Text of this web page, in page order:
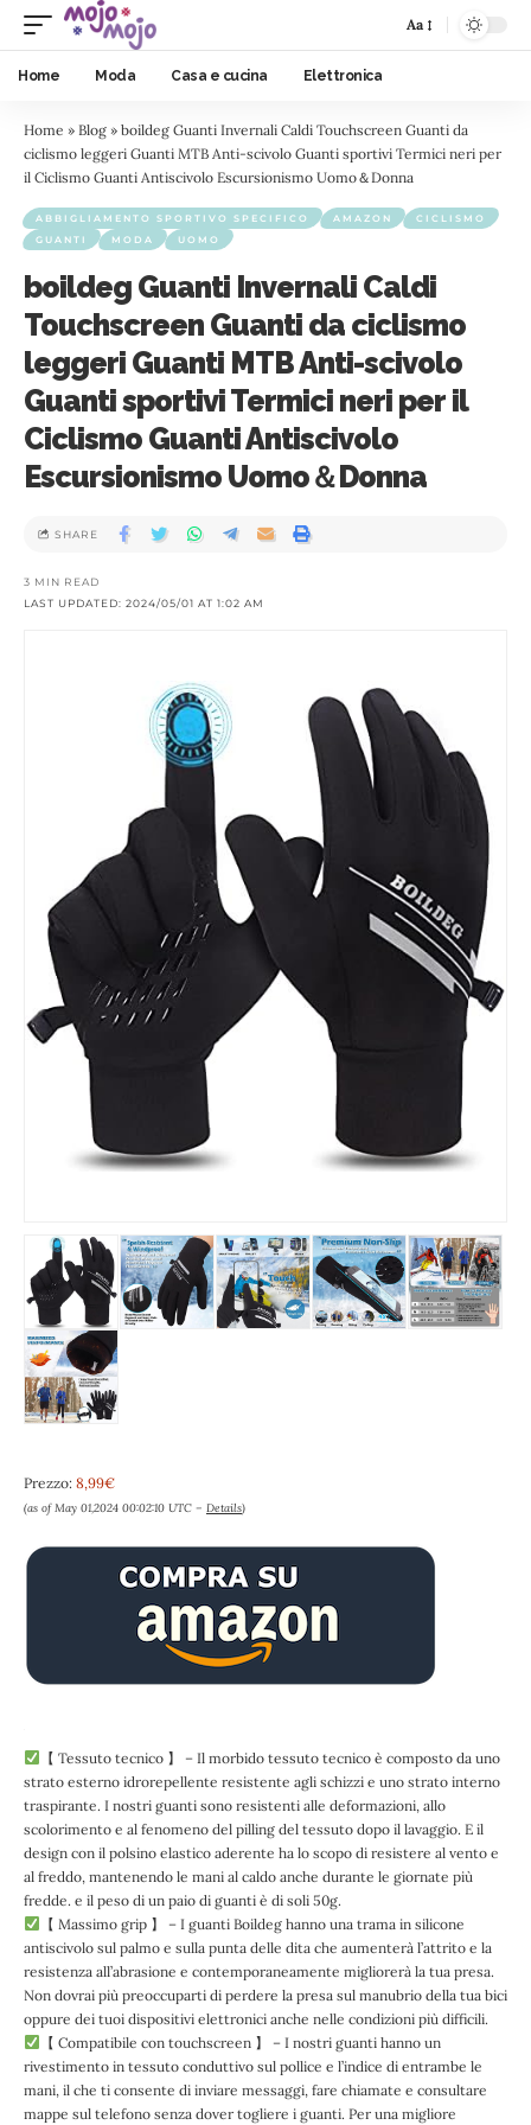
Aa
Home Moda Casa e cucina Elettronica
Home » Blog » boildeg Guanti Invernali Caldi Touchscreen Guanti da
ciclismo leggeri Guanti MTB Anti-scivolo Guanti sportivi Termici neri per
il Ciclismo Guanti Antiscivolo Escursionismo Uomo＆Donna
ABBIGLIAMENTO SPORTIVO SPECIFICO AMAZON
CICLISMO
GUANTI
MODA UOMO
boildeg Guanti Invernali Caldi
Touchscreen Guanti da ciclismo
leggeri Guanti MTB Anti-scivolo
Guanti sportivi Termici neri per il
Ciclismo Guanti Antiscivolo
Escursionismo Uomo＆Donna
LAST UPDATED: 2024/05/01 AT 1:02 AM
3 MIN READ
SHARE
Prezzo: 8,99€
(as of May 01,2024 00:02:10 UTC – Details)
【 Tessuto tecnico 】 – Il morbido tessuto tecnico è composto da uno
strato esterno idrorepellente resistente agli schizzi e uno strato interno
traspirante. I nostri guanti sono resistenti alle deformazioni, allo
scolorimento e al fenomeno del pilling del tessuto dopo il lavaggio. E il
design con il polsino elastico aderente ha lo scopo di resistere al vento e
al freddo, mantenendo le mani al caldo anche durante le giornate più
fredde. e il peso di un paio di guanti è di soli 50g.
【 Massimo grip 】 – I guanti Boildeg hanno una trama in silicone
antiscivolo sul palmo e sulla punta delle dita che aumenterà l’attrito e la
resistenza all’abrasione e contemporaneamente migliorerà la tua presa.
Non dovrai più preoccuparti di perdere la presa sul manubrio della tua bici
oppure dei tuoi dispositivi elettronici anche nelle condizioni più difficili.
【 Compatibile con touchscreen 】 – I nostri guanti hanno un
rivestimento in tessuto conduttivo sul pollice e l’indice di entrambe le
mani, il che ti consente di inviare messaggi, fare chiamate e consultare
mappe sul telefono senza dover togliere i guanti. Per una migliore